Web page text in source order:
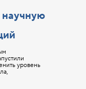
уровень